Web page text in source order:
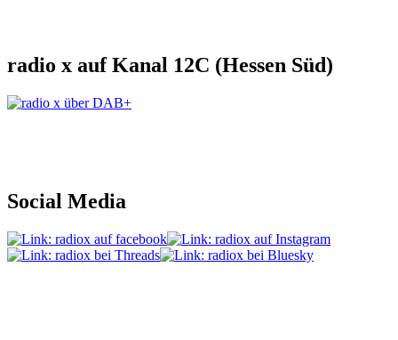
radio x auf Kanal 12C (Hessen Süd)
Social Media